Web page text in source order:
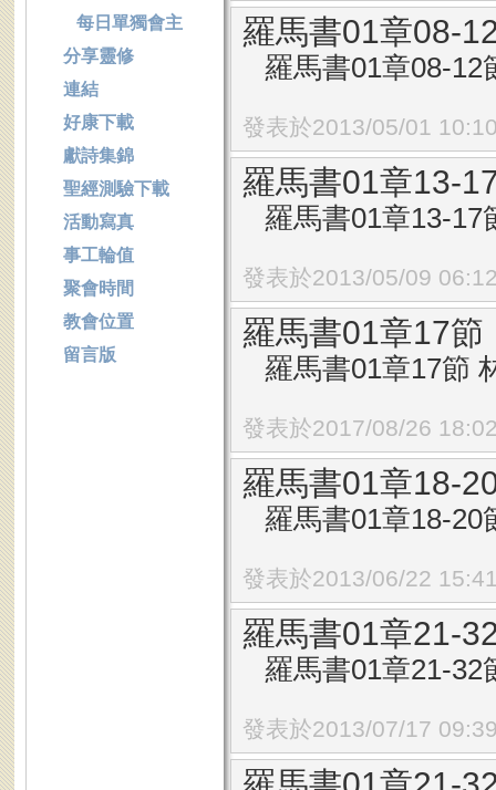
羅馬書01章08-
羅馬書01章08-
發表於2013/05/01
羅馬書01章13-
羅馬書01章13-
發表於2013/05/09
羅馬書01章17節
羅馬書01章17節
發表於2017/08/26
羅馬書01章18-
羅馬書01章18-
發表於2013/06/22
羅馬書01章21-
羅馬書01章21-
發表於2013/07/17
每日單獨會主
分享靈修
連結
好康下載
獻詩集錦
聖經測驗下載
活動寫真
事工輪值
聚會時間
教會位置
留言版